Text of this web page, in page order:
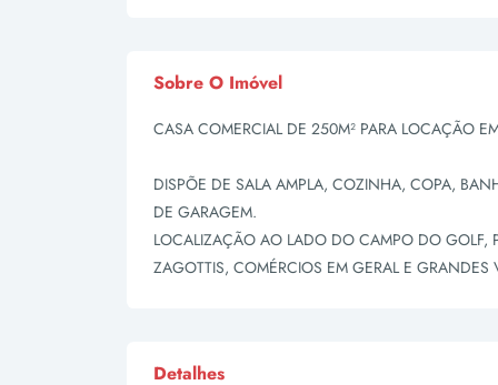
Sobre O Imóvel
CASA COMERCIAL DE 250M² PARA LOCAÇÃO
DISPÕE DE SALA AMPLA, COZINHA, COPA,
DE GARAGEM.
LOCALIZAÇÃO AO LADO DO CAMPO DO GOLF,
ZAGOTTIS, COMÉRCIOS EM GERAL E GRANDES
Detalhes